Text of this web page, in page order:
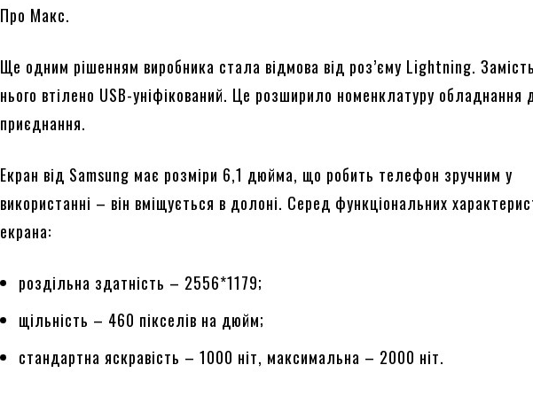
Про Макс.
Ще одним рішенням виробника стала відмова від роз’єму Lightning. Замість
нього втілено USB-уніфікований. Це розширило номенклатуру обладнання
приєднання.
Екран від Samsung має розміри 6,1 дюйма, що робить телефон зручним у
використанні – він вміщується в долоні. Серед функціональних
екрана:
роздільна здатність – 2556*1179;
щільність – 460 пікселів на дюйм;
стандартна яскравість – 1000 ніт, максимальна – 2000 ніт.